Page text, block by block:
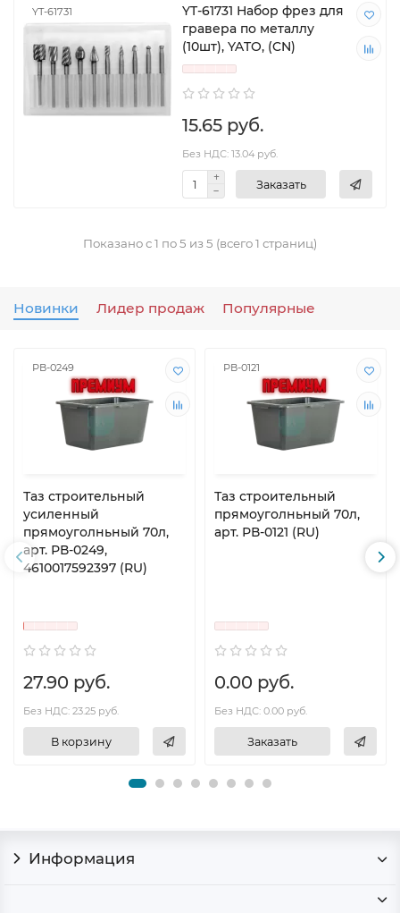
YT-61731
YT-61731 Набор фрез для
гравера по металлу
(10шт), YATO, (CN)
15.65 руб.
Без НДС: 13.04 руб.
Заказать
Показано с 1 по 5 из 5 (всего 1 страниц)
Новинки Лидер продаж Популярные
РВ-0249
Таз строительный
усиленный
прямоуголньный 70л,
арт. РВ-0249,
4610017592397 (RU)
27.90 руб.
Без НДС: 23.25 руб.
В корзину
РВ-0121
Таз строительный
прямоуголньный 70л,
арт. РВ-0121 (RU)
0.00 руб.
Без НДС: 0.00 руб.
Заказать
Информация